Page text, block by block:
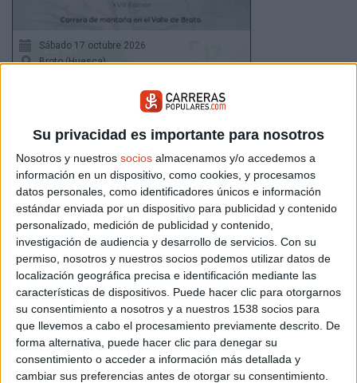
Su privacidad es importante para nosotros
Nosotros y nuestros socios almacenamos y/o accedemos a
información en un dispositivo, como cookies, y procesamos
datos personales, como identificadores únicos e información
estándar enviada por un dispositivo para publicidad y contenido
personalizado, medición de publicidad y contenido,
investigación de audiencia y desarrollo de servicios. Con su
permiso, nosotros y nuestros socios podemos utilizar datos de
localización geográfica precisa e identificación mediante las
características de dispositivos. Puede hacer clic para otorgarnos
su consentimiento a nosotros y a nuestros 1538 socios para
que llevemos a cabo el procesamiento previamente descrito. De
forma alternativa, puede hacer clic para denegar su
consentimiento o acceder a información más detallada y
cambiar sus preferencias antes de otorgar su consentimiento.
Sábado 17 octubre 2026
Broto (Huesca)
Sábado 19 septiembre 2026
Manzanares El Real (Madrid)
49 MEDIA MARATÓN POPULAR DE...